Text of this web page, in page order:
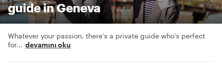
guide in Geneva
Whatever your passion, there’s a private guide who’s perfect
for... devamını oku